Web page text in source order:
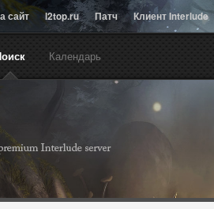
сайт l2top.ru Патч Клиент Interlude
Календарь